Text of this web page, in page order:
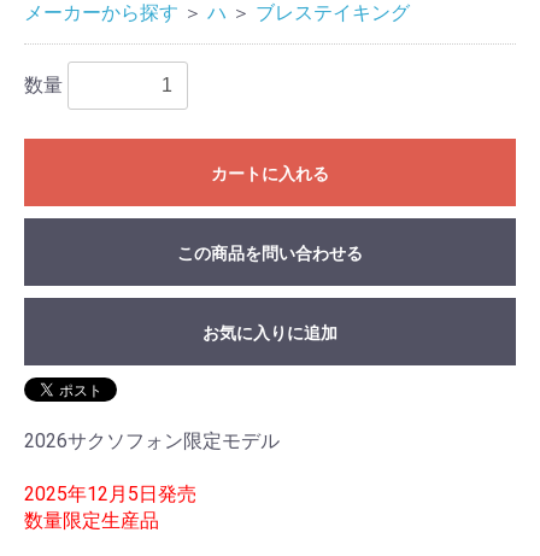
メーカーから探す ＞ ハ ＞ ブレステイキング
数量
カートに入れる
この商品を問い合わせる
お気に入りに追加
2026サクソフォン限定モデル
2025年12月5日発売
数量限定生産品